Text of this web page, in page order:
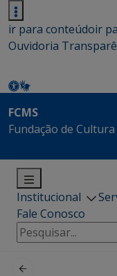
ir para conteúdoir
Ouvidoria
FCMS
Fundação de
Institucional
Fale Conosco
Pesquisar
por: